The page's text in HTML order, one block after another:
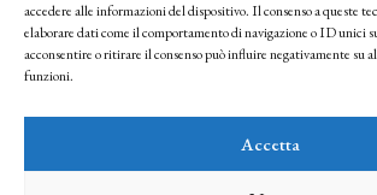
accedere alle informazioni del dispositivo. Il consenso a queste
elaborare dati come il comportamento di navigazione o ID unici
acconsentire o ritirare il consenso può influire negativamente su
funzioni.
Accetta
Facendo clic per iscriverti, riconosci che le tue informazioni
seguendo la nostra Privacy Policy
© 2025 Istituto Matteucci. All right reserved
l’autorizzazione scritta dei proprietari dei diritti e dell’Istituto